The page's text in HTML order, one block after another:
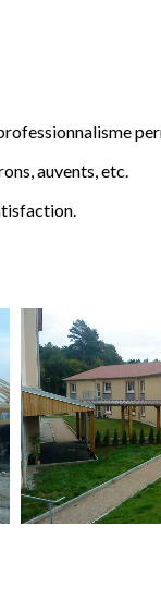
auvents, etc.